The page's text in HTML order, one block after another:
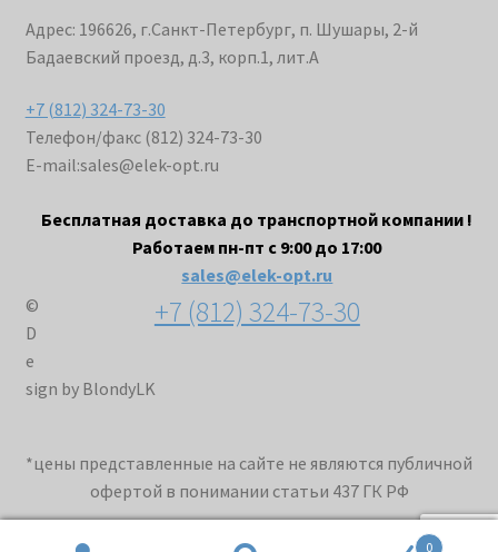
Адрес: 196626, г.Санкт-Петербург, п. Шушары, 2-й
Бадаевский проезд, д.3, корп.1, лит.А
+7 (812) 324-73-30
Телефон/факс (812) 324-73-30
E-mail:sales@elek-opt.ru
Бесплатная доставка до транспортной компании !
Работаем пн-пт с 9:00 до 17:00
sales@elek-opt.ru
+7 (812) 324-73-30
©
D
e
sign by BlondyLK
0
*цены представленные на сайте не являются публичной
офертой в понимании статьи 437 ГК РФ